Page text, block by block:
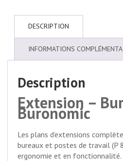
DESCRIPTION
INFORMATIONS
Description
Extension –
Buronomic
Les plans d’extensions
bureaux et postes de travail (P
ergonomie et en fonctionnalité.